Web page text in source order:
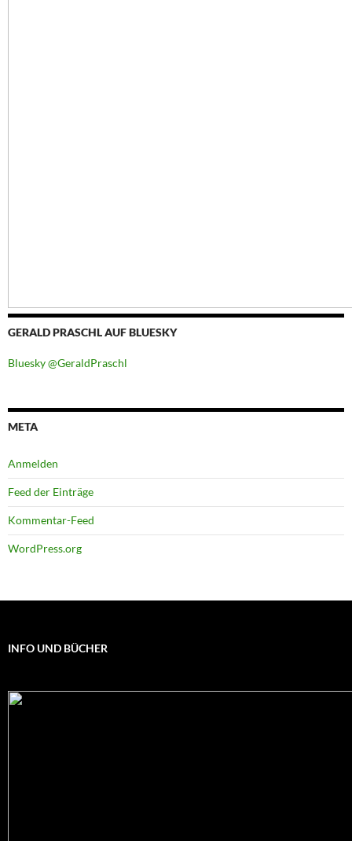
GERALD PRASCHL AUF BLUESKY
Bluesky @GeraldPraschl
META
Anmelden
Feed der Einträge
Kommentar-Feed
WordPress.org
INFO UND BÜCHER